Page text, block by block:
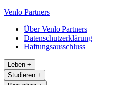
Venlo Partners
Über Venlo Partners
Datenschutzerklärung
Haftungsausschluss
Leben +
Studieren +